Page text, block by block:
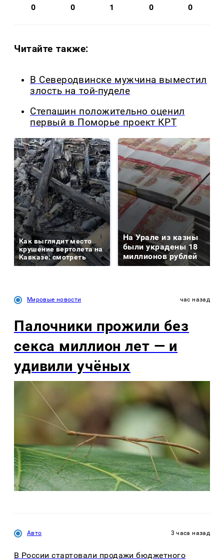
0 0 1 0 0
Читайте также:
В Северодвинске мужчина выместил
злость на той-пуделе
Степашин положительно оценил
первый в Поморье проект КРТ
Как выглядит место
крушение вертолета на
Кавказе: смотреть
На Урале из казны
были украдены 18
миллионов рублей
Мировые новости час назад
Палочники прожили без
секса миллион лет — и
удивили учёных
Авто 3 часа назад
В России стартовали продажи бюджетного